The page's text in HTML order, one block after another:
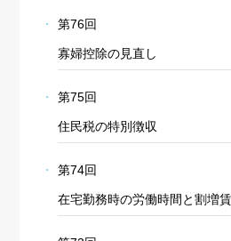
第76回
寡婦控除の見直し
第75回
住民税の特別徴収
第74回
在宅勤務時の労働時間と割増